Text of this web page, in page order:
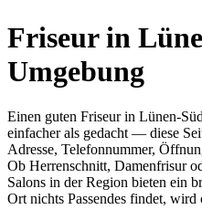
Friseur in
Umgebung
Einen guten Friseur in Lünen-
einfacher als gedacht — diese
Adresse, Telefonnummer,
Ob Herrenschnitt, Damenfrisur
Salons in der Region bieten ein
Ort nichts Passendes findet,